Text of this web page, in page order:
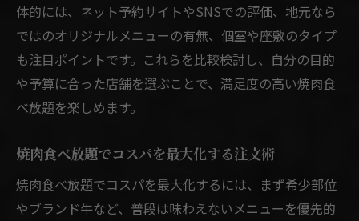
体的には、ネット予約サイトやSNSでの評価、地元なら
ではのオリジナルメニューの有無、個室や座敷のタイプ
も注目ポイントです。これらを比較検討し、自分の目的
や予算に合った店舗を選ぶことで、満足度の高い焼肉食
べ放題を楽しめます。
焼肉食べ放題でコスパを最大化する注文術
焼肉食べ放題でコスパを最大化するには、まず希少部位
やブランド牛など、普段は味わえないメニューを優先的